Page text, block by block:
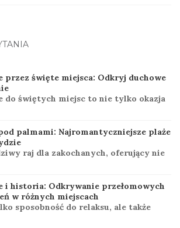
przez święte miejsca: Odkryj duchowe
do świętych miejsc to nie tylko okazja
palmami: Najromantyczniejsze plaże
raj dla zakochanych, oferujący nie
i historia: Odkrywanie przełomowych
w różnych miejscach
sposobność do relaksu, ale także